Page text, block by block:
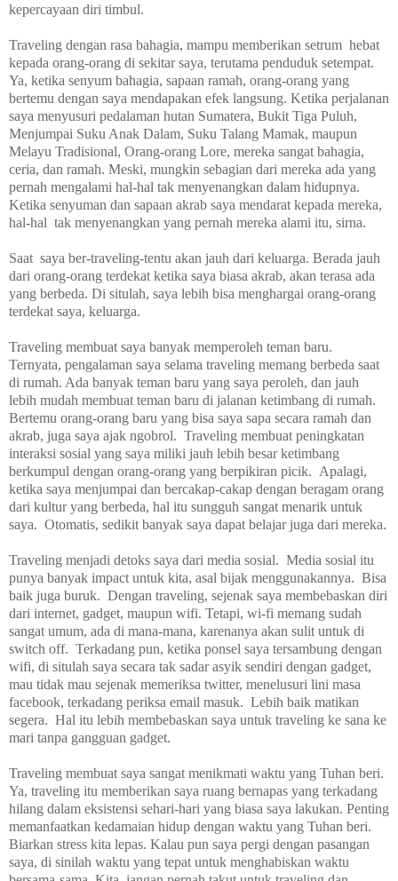
kepercayaan diri timbul.
Traveling dengan rasa bahagia, mampu memberikan setrum hebat
kepada orang-orang di sekitar saya, terutama penduduk setempat.
Ya, ketika senyum bahagia, sapaan ramah, orang-orang yang
bertemu dengan saya mendapakan efek langsung. Ketika perjalanan
saya menyusuri pedalaman hutan Sumatera, Bukit Tiga Puluh,
Menjumpai Suku Anak Dalam, Suku Talang Mamak, maupun
Melayu Tradisional, Orang-orang Lore, mereka sangat bahagia,
ceria, dan ramah. Meski, mungkin sebagian dari mereka ada yang
pernah mengalami hal-hal tak menyenangkan dalam hidupnya.
Ketika senyuman dan sapaan akrab saya mendarat kepada mereka,
hal-hal tak menyenangkan yang pernah mereka alami itu, sirna.
Saat saya ber-traveling-tentu akan jauh dari keluarga. Berada jauh
dari orang-orang terdekat ketika saya biasa akrab, akan terasa ada
yang berbeda. Di situlah, saya lebih bisa menghargai orang-orang
terdekat saya, keluarga.
Traveling membuat saya banyak memperoleh teman baru.
Ternyata, pengalaman saya selama traveling memang berbeda saat
di rumah. Ada banyak teman baru yang saya peroleh, dan jauh
lebih mudah membuat teman baru di jalanan ketimbang di rumah.
Bertemu orang-orang baru yang bisa saya sapa secara ramah dan
akrab, juga saya ajak ngobrol. Traveling membuat peningkatan
interaksi sosial yang saya miliki jauh lebih besar ketimbang
berkumpul dengan orang-orang yang berpikiran picik. Apalagi,
ketika saya menjumpai dan bercakap-cakap dengan beragam orang
dari kultur yang berbeda, hal itu sungguh sangat menarik untuk
saya. Otomatis, sedikit banyak saya dapat belajar juga dari mereka.
Traveling menjadi detoks saya dari media sosial. Media sosial itu
punya banyak impact untuk kita, asal bijak menggunakannya. Bisa
baik juga buruk. Dengan traveling, sejenak saya membebaskan diri
dari internet, gadget, maupun wifi. Tetapi, wi-fi memang sudah
sangat umum, ada di mana-mana, karenanya akan sulit untuk di
switch off. Terkadang pun, ketika ponsel saya tersambung dengan
wifi, di situlah saya secara tak sadar asyik sendiri dengan gadget,
mau tidak mau sejenak memeriksa twitter, menelusuri lini masa
facebook, terkadang periksa email masuk. Lebih baik matikan
segera. Hal itu lebih membebaskan saya untuk traveling ke sana ke
mari tanpa gangguan gadget.
Traveling membuat saya sangat menikmati waktu yang Tuhan beri.
Ya, traveling itu memberikan saya ruang bernapas yang terkadang
hilang dalam eksistensi sehari-hari yang biasa saya lakukan. Penting
memanfaatkan kedamaian hidup dengan waktu yang Tuhan beri.
Biarkan stress kita lepas. Kalau pun saya pergi dengan pasangan
saya, di sinilah waktu yang tepat untuk menghabiskan waktu